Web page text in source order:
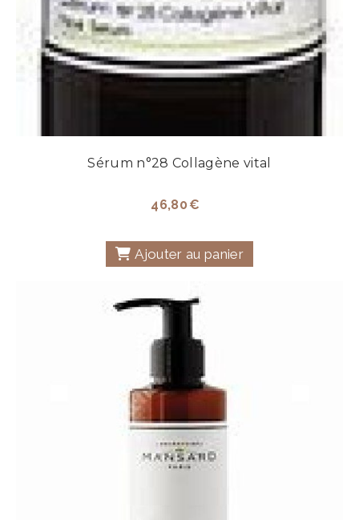
Sérum n°28 Collagène vital
46,80 €
Ajouter au panier